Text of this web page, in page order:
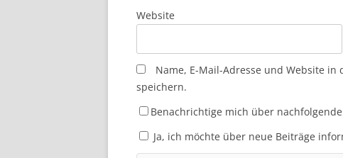
Website
Name, E-Mail-Adresse und Website
speichern.
Benachrichtige mich über
Ja, ich möchte über neue Beiträge